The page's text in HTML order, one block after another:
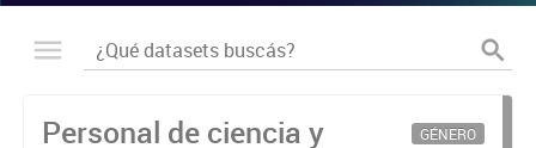
Personal de ciencia y
GÉNERO